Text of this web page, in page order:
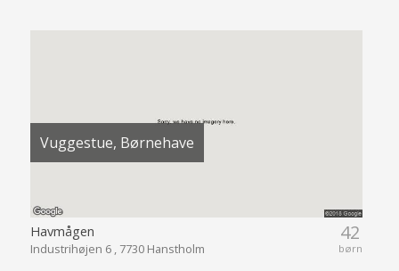
Vuggestue, Børnehave
42
børn
Havmågen
Industrihøjen 6 , 7730 Hanstholm